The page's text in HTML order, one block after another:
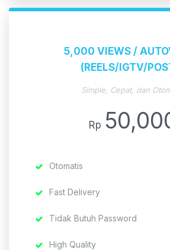
5,000 VIEWS /
(REELS/IGTV/
Simple, Cepat, dan
Rp
Otomatis
Fast Delivery
Tidak Butuh Password
High Quality